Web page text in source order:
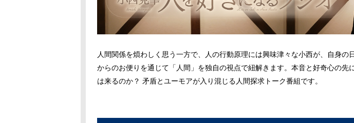
人間関係を煩わしく思う一方で、人の行動原理には興味津々な小西が、自身の
からのお便りを通じて「人間」を独自の視点で紐解きます。本音と好奇心の先
は来るのか？ 矛盾とユーモアが入り混じる人間探求トーク番組です。